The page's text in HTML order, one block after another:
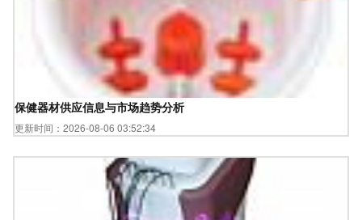
保健器材供应信息与市场趋势分析
更新时间：2026-08-06 03:52:34